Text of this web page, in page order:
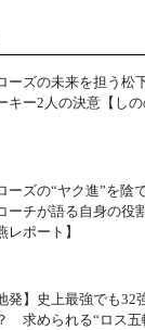
ーズの未来を担う
キー2人の決意【しの
ーズの“ヤク進”を
ーチが語る自身の役
レポート】
発】史上最強でも
求められる“ロス